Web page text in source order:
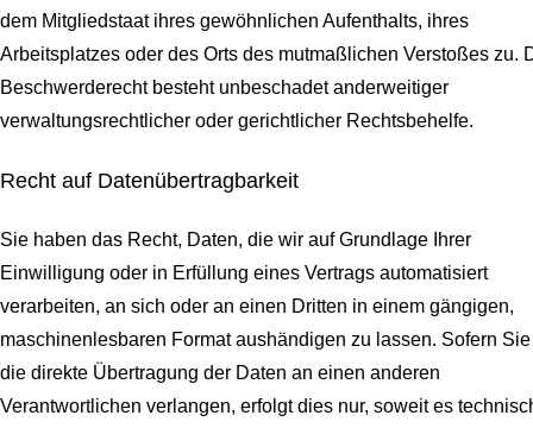
dem Mitgliedstaat ihres gewöhnlichen Aufenthalts, ihres
Arbeitsplatzes oder des Orts des mutmaßlichen Verstoßes zu.
Beschwerderecht besteht unbeschadet anderweitiger
verwaltungsrechtlicher oder gerichtlicher Rechtsbehelfe.
Recht auf Daten­übertrag­barkeit
Sie haben das Recht, Daten, die wir auf Grundlage Ihrer
Einwilligung oder in Erfüllung eines Vertrags automatisiert
verarbeiten, an sich oder an einen Dritten in einem gängigen,
maschinenlesbaren Format aushändigen zu lassen. Sofern Sie
die direkte Übertragung der Daten an einen anderen
Verantwortlichen verlangen, erfolgt dies nur, soweit es